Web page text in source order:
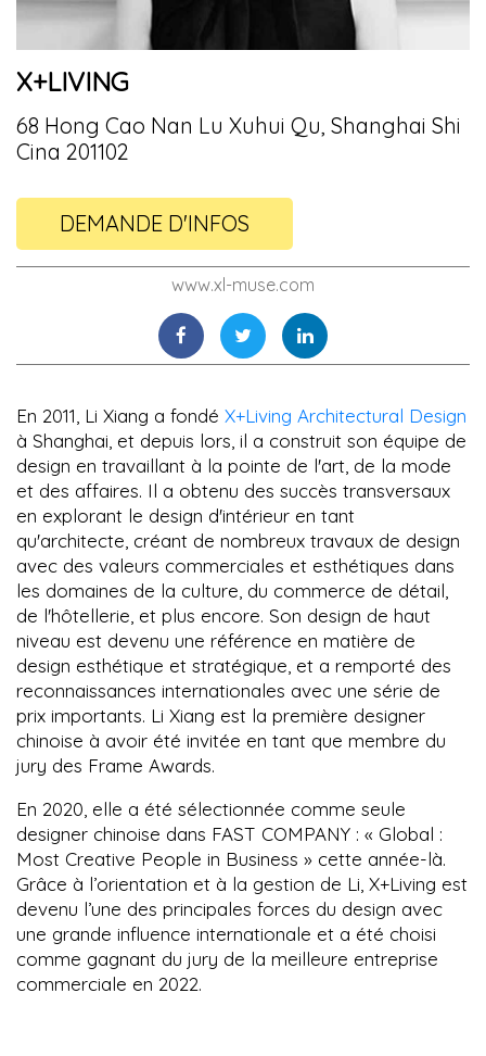
X+LIVING
68 Hong Cao Nan Lu Xuhui Qu, Shanghai Shi
Cina 201102
DEMANDE D'INFOS
www.xl-muse.com
En 2011, Li Xiang a fondé X+Living Architectural Design
à Shanghai, et depuis lors, il a construit son équipe de
design en travaillant à la pointe de l'art, de la mode
et des affaires. Il a obtenu des succès transversaux
en explorant le design d'intérieur en tant
qu'architecte, créant de nombreux travaux de design
avec des valeurs commerciales et esthétiques dans
les domaines de la culture, du commerce de détail,
de l'hôtellerie, et plus encore. Son design de haut
niveau est devenu une référence en matière de
design esthétique et stratégique, et a remporté des
reconnaissances internationales avec une série de
prix importants. Li Xiang est la première designer
chinoise à avoir été invitée en tant que membre du
jury des Frame Awards.
En 2020, elle a été sélectionnée comme seule
designer chinoise dans FAST COMPANY : « Global :
Most Creative People in Business » cette année-là.
Grâce à l’orientation et à la gestion de Li, X+Living est
devenu l’une des principales forces du design avec
une grande influence internationale et a été choisi
comme gagnant du jury de la meilleure entreprise
commerciale en 2022.